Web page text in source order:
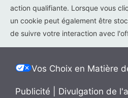
action qualifiante. Lorsque vous
un cookie peut également être
de suivre votre interaction avec
Vos Choix en Matière
Publicité Divulgation de